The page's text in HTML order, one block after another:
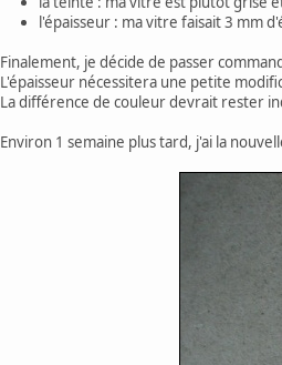
l'épaisseur : ma vitre faisait 3 mm
Finalement, je décide de passer
L'épaisseur nécessitera une petite
La différence de couleur devrait rester
Environ 1 semaine plus tard, j'ai la